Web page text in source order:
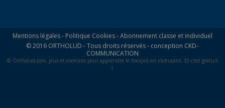
Mentions légales- Politique Cookies-Abonnement classe et individuel
© 2016 ORTHOLUD - Tous droits réservés - conception CKD-
COMMUNICATION
© Ortholud.com, jeux et exercices pour apprendre le français en s'amusant. Et c'est gratuit
!